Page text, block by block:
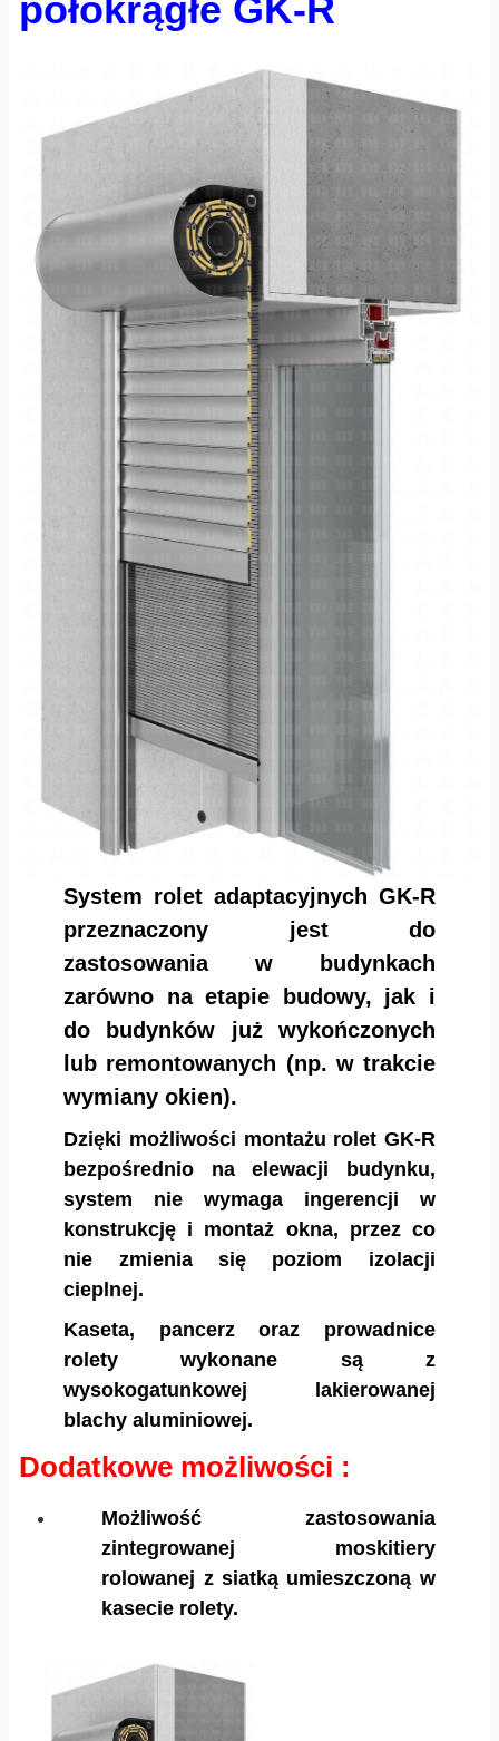
półokrągłe GK-R
System rolet adaptacyjnych GK-R
przeznaczony jest do
zastosowania w budynkach
zarówno na etapie budowy, jak i
do budynków już wykończonych
lub remontowanych (np. w trakcie
wymiany okien).
Dzięki możliwości montażu rolet GK-R
bezpośrednio na elewacji budynku,
system nie wymaga ingerencji w
konstrukcję i montaż okna, przez co
nie zmienia się poziom izolacji
cieplnej.
Kaseta, pancerz oraz prowadnice
rolety wykonane są z
wysokogatunkowej lakierowanej
blachy aluminiowej.
Dodatkowe możliwości :
Możliwość zastosowania
zintegrowanej moskitiery
rolowanej z siatką umieszczoną w
kasecie rolety.